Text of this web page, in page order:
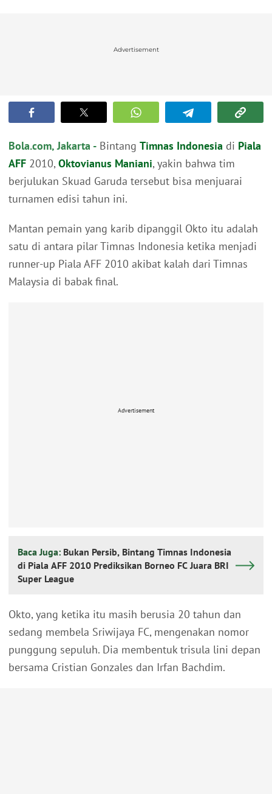
Advertisement
Bola.com, Jakarta - Bintang Timnas Indonesia di Piala
AFF 2010, Oktovianus Maniani, yakin bahwa tim
berjulukan Skuad Garuda tersebut bisa menjuarai
turnamen edisi tahun ini.
Mantan pemain yang karib dipanggil Okto itu adalah
satu di antara pilar Timnas Indonesia ketika menjadi
runner-up Piala AFF 2010 akibat kalah dari Timnas
Malaysia di babak final.
Advertisement
Baca Juga: Bukan Persib, Bintang Timnas Indonesia
di Piala AFF 2010 Prediksikan Borneo FC Juara BRI
Super League
Okto, yang ketika itu masih berusia 20 tahun dan
sedang membela Sriwijaya FC, mengenakan nomor
punggung sepuluh. Dia membentuk trisula lini depan
bersama Cristian Gonzales dan Irfan Bachdim.